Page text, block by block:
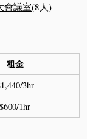
會議室(8人)
租金
3hr
$600/1hr